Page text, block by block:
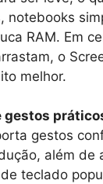
notebooks
RAM. Em
o
melhor.
gestos
gestos
além de
teclado